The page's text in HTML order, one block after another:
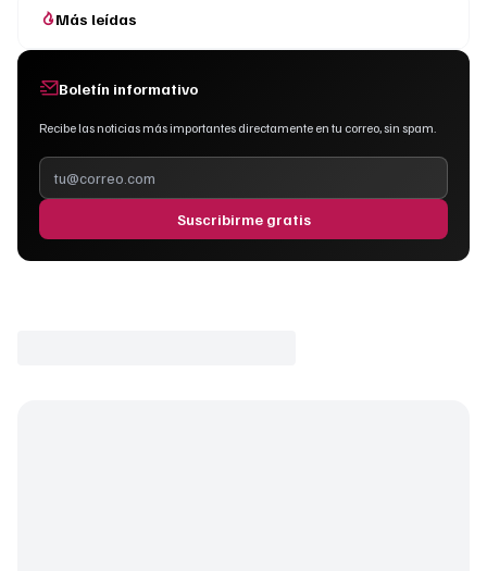
Más leídas
Boletín informativo
Recibe las noticias más importantes directamente en tu correo, sin spam.
Suscribirme gratis